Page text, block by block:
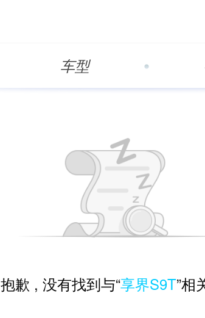
车型
抱歉 , 没有找到与“享界S9T”相